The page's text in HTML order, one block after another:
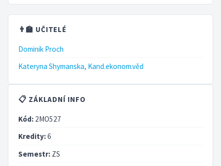
👨‍🏫 UČITELÉ
Dominik Proch
Kateryna Shymanska, Kand.ekonom.věd
📋 ZÁKLADNÍ INFO
Kód: 2MO527
Kredity:6
Semestr: ZS